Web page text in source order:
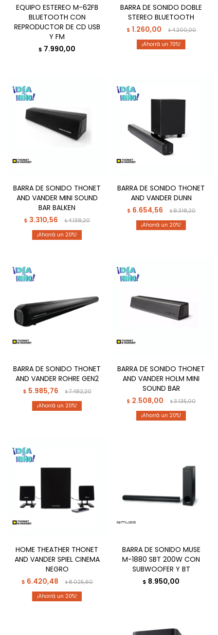
EQUIPO ESTEREO M-62FB
BLUETOOTH CON
REPRODUCTOR DE CD USB
Y FM
$ 7.990,00
BARRA DE SONIDO DOBLE
STEREO BLUETOOTH
$ 1.260,00 $4.200,00
70
BARRA DE SONIDO THONET
AND VANDER MINI SOUND
BAR BALKEN
$ 3.310,56 $4.138,20
20
BARRA DE SONIDO THONET
AND VANDER DUNN
$ 6.654,56 $8.318,20
20
BARRA DE SONIDO THONET
AND VANDER ROHRE GEN2
$ 5.985,76 $7.482,20
20
BARRA DE SONIDO THONET
AND VANDER HOLM MINI
SOUND BAR
$ 2.508,00 $3.135,00
20
HOME THEATHER THONET
AND VANDER SPIEL CINEMA
NEGRO
$ 6.420,48 $8.025,60
20
BARRA DE SONIDO MUSE
M-1880 SBT 200W CON
SUBWOOFER Y BT
$ 8.950,00